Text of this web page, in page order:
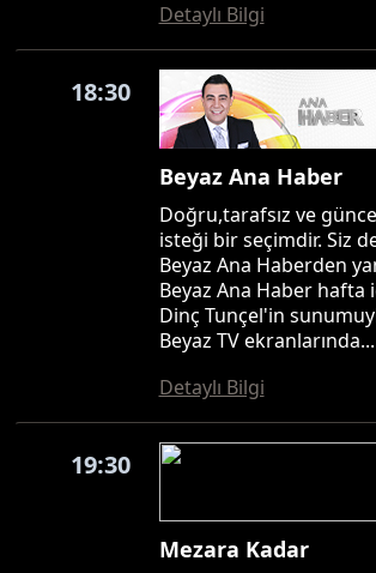
Detaylı Bilgi
18:30
Beyaz Ana Haber
Doğru,tarafsız ve
isteği bir seçimdir. Siz
Beyaz Ana Haberden
Beyaz Ana Haber hafta
Dinç Tunçel'in
Beyaz TV ekranlarında...
Detaylı Bilgi
19:30
Mezara Kadar